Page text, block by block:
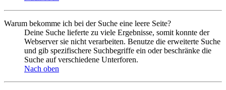
Warum bekomme ich bei der Suche eine leere Seite?
Deine Suche lieferte zu viele Ergebnisse, somit konnte der
Webserver sie nicht verarbeiten. Benutze die erweiterte Suche
und gib spezifischere Suchbegriffe ein oder beschränke die
Suche auf verschiedene Unterforen.
Nach oben